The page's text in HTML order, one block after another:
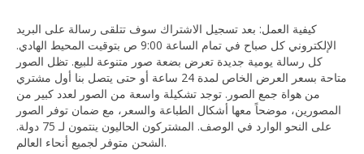
كيفية العمل: بعد تسجيل الاشتراك سوف تتلقى رسالة على البريد
الإلكتروني كل صباح في تمام الساعة 9:00 ص بتوقيت المحيط الهادي.
كل رسالة يومية جديدة تعرض بضعة صور متنوعة للبيع. تظل الصور
متاحة بسعر العرض الخاص لمدة 24 ساعة أو حتى يتصل بنا أول مشتري
من هواة جمع الصور. توجد تشكيلة واسعة من الصور لعدد كبير من
المصورين، موضحاً معها أشكال الطباعة والسعر، مع ضمان توفر الصور
على النحو الوارد في الوصف. المشتركون الحاليون ينتمون لـ 75 دولة.
الشحن متوفر لجميع أنحاء العالم.